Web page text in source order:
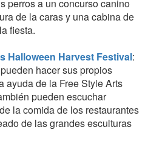
perros a un concurso canino
de la caras y una cabina de
fiesta.
Halloween Harvest Festival:
hacer sus propios
ayuda de la Free Style Arts
pueden escuchar
la comida de los restaurantes
de las grandes esculturas